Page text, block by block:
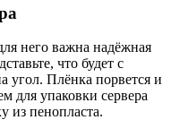
него важна надёжная
что будет с
угол. Плёнка порвется и
для упаковки сервера
из пенопласта.